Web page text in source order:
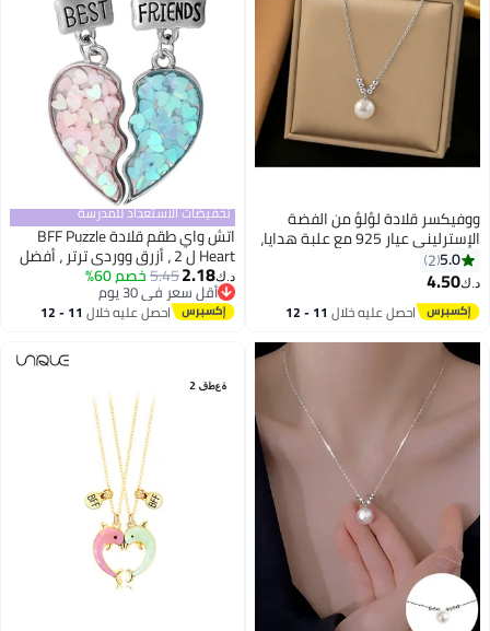
ووفيكسر قلادة لؤلؤ من الفضة
الإسترليني عيار 925 مع علبة هدايا،
قلادة شوكر فضية، سلسلة شوكر،
قلادة لؤلؤ بسيطة، مجوهرات
سلسلة للنساء والفتيات المراهقات
5.0
2
د.ك‏4.50
احصل عليه خلال 11 - 12
تخفيضات الاستعداد للمدرسة
اتش واي طقم قلادة BFF Puzzle
Heart ل 2 ، أزرق ووردي ترتر ، أفضل
صديق هدية للأبد للفتيات
المراهقات
د.ك‏2.18
5.45خصم 60%
أقل سعر في 30 يوم
أقل سعر في 30 يوماحصل عليه خلال 11 - 12